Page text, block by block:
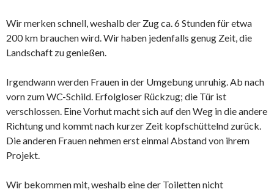
Wir merken schnell, weshalb der Zug ca. 6 Stunden für etwa
200 km brauchen wird. Wir haben jedenfalls genug Zeit, die
Landschaft zu genießen.
Irgendwann werden Frauen in der Umgebung unruhig. Ab nach
vorn zum WC-Schild. Erfolgloser Rückzug; die Tür ist
verschlossen. Eine Vorhut macht sich auf den Weg in die andere
Richtung und kommt nach kurzer Zeit kopfschüttelnd zurück.
Die anderen Frauen nehmen erst einmal Abstand von ihrem
Projekt.
Wir bekommen mit, weshalb eine der Toiletten nicht